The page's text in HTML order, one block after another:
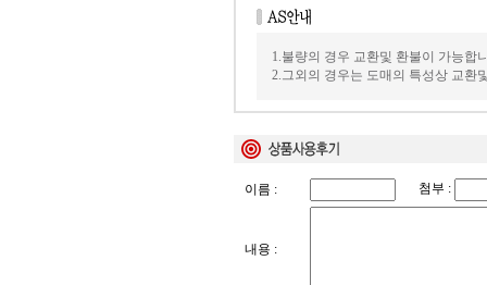
1.불량의 경우 교환및 환불이 가능합
2.그외의 경우는 도매의 특성상 교환
이름 : 첨부 :
내용 :